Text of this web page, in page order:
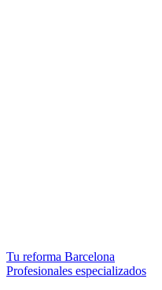
Tu reforma Barcelona
Profesionales especializados